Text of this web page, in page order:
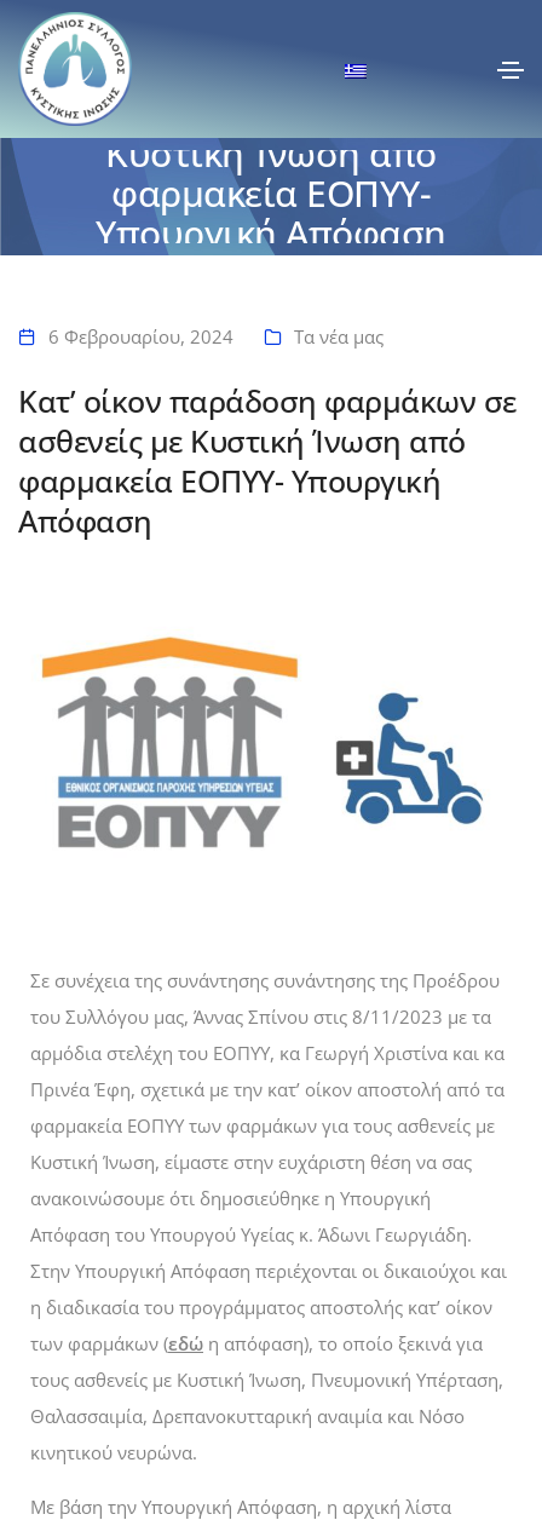
Κατ’ οίκον παράδοση
φαρμάκων σε ασθενείς με
Κυστική Ίνωση από
φαρμακεία ΕΟΠΥΥ-
Υπουργική Απόφαση
φαρμακεία ΕΟΠΥΥ- Υπουργική Απόφαση
6 Φεβρουαρίου, 2024 Τα νέα μας
Κατ’ οίκον παράδοση φαρμάκων σε
ασθενείς με Κυστική Ίνωση από
φαρμακεία ΕΟΠΥΥ- Υπουργική
Απόφαση
Σε συνέχεια της συνάντησης συνάντησης της Προέδρου
του Συλλόγου μας, Άννας Σπίνου στις 8/11/2023 με τα
αρμόδια στελέχη του ΕΟΠΥΥ, κα Γεωργή Χριστίνα και κα
Πρινέα Έφη, σχετικά με την κατ’ οίκον αποστολή από τα
φαρμακεία ΕΟΠΥΥ των φαρμάκων για τους ασθενείς με
Κυστική Ίνωση, είμαστε στην ευχάριστη θέση να σας
ανακοινώσουμε ότι δημοσιεύθηκε η Υπουργική
Απόφαση του Υπουργού Υγείας κ. Άδωνι Γεωργιάδη.
Στην Υπουργική Απόφαση περιέχονται οι δικαιούχοι και
η διαδικασία του προγράμματος αποστολής κατ’ οίκον
των φαρμάκων (εδώ η απόφαση), το οποίο ξεκινά για
τους ασθενείς με Κυστική Ίνωση, Πνευμονική Υπέρταση,
Θαλασσαιμία, Δρεπανοκυτταρική αναιμία και Νόσο
κινητικού νευρώνα.
Με βάση την Υπουργική Απόφαση, η αρχική λίστα